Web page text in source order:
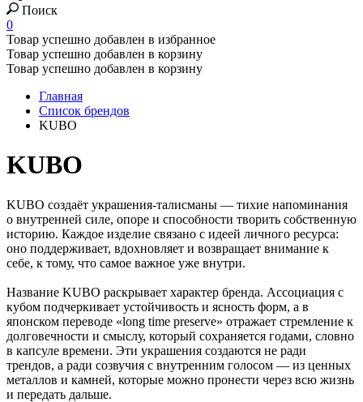
Поиск
0
Товар успешно добавлен в избранное
Товар успешно добавлен в корзину
Товар успешно добавлен в корзину
Главная
Список брендов
KUBO
KUBO
KUBO создаёт украшения-талисманы — тихие напоминания
о внутренней силе, опоре и способности творить собственную
историю. Каждое изделие связано с идеей личного ресурса:
оно поддерживает, вдохновляет и возвращает внимание к
себе, к тому, что самое важное уже внутри.
Название KUBO раскрывает характер бренда. Ассоциация с
кубом подчеркивает устойчивость и ясность форм, а в
японском переводе «long time preserve» отражает стремление к
долговечности и смыслу, который сохраняется годами, словно
в капсуле времени. Эти украшения создаются не ради
трендов, а ради созвучия с внутренним голосом — из ценных
металлов и камней, которые можно пронести через всю жизнь
и передать дальше.